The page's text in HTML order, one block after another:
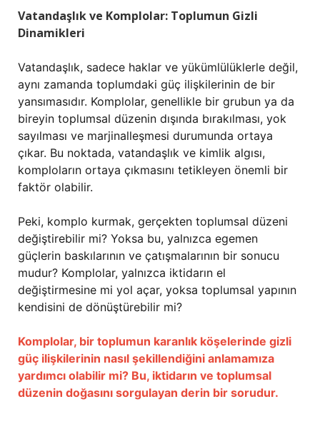
Vatandaşlık ve Komplolar: Toplumun Gizli
Dinamikleri
Vatandaşlık, sadece haklar ve yükümlülüklerle değil,
aynı zamanda toplumdaki güç ilişkilerinin de bir
yansımasıdır. Komplolar, genellikle bir grubun ya da
bireyin toplumsal düzenin dışında bırakılması, yok
sayılması ve marjinalleşmesi durumunda ortaya
çıkar. Bu noktada, vatandaşlık ve kimlik algısı,
komploların ortaya çıkmasını tetikleyen önemli bir
faktör olabilir.
Peki, komplo kurmak, gerçekten toplumsal düzeni
değiştirebilir mi? Yoksa bu, yalnızca egemen
güçlerin baskılarının ve çatışmalarının bir sonucu
mudur? Komplolar, yalnızca iktidarın el
değiştirmesine mi yol açar, yoksa toplumsal yapının
kendisini de dönüştürebilir mi?
Komplolar, bir toplumun karanlık köşelerinde gizli
güç ilişkilerinin nasıl şekillendiğini anlamamıza
yardımcı olabilir mi? Bu, iktidarın ve toplumsal
düzenin doğasını sorgulayan derin bir sorudur.